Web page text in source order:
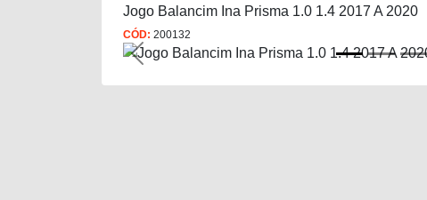
Jogo Balancim Ina Prisma 1.0 1.4 2017 A 2020
CÓD: 200132
Previous